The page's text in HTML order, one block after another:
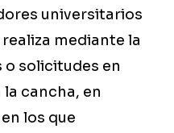
universitarios
mediante la
solicitudes en
la cancha, en
los que